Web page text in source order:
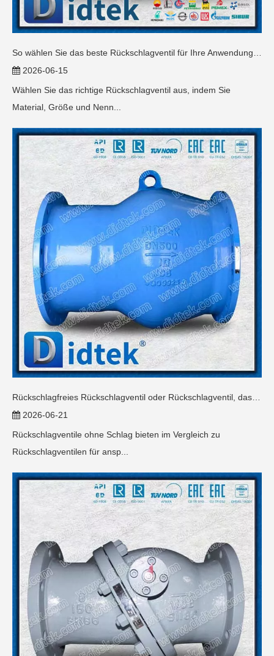
2026-06-15
Wählen Sie das richtige Rückschlagventil aus, indem Sie
Material, Größe und Nenn...
2026-06-21
Rückschlagventile ohne Schlag bieten im Vergleich zu
Rückschlagventilen für ansp...